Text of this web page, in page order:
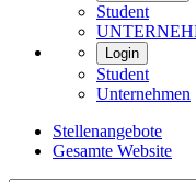
Student
Login
Student
Unternehmen
Stellenangebote
Gesamte Website